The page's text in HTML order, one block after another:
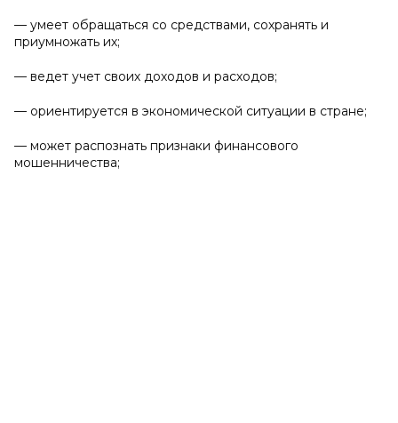
— умеет обращаться со средствами, сохранять и
приумножать их;
— ведет учет своих доходов и расходов;
— ориентируется в экономической ситуации в стране;
— может распознать признаки финансового
мошенничества;